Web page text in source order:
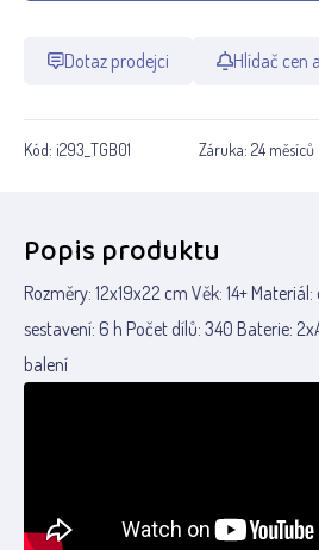
Dotaz prodejci Hlídač cen
Kód: i293_TGB01 Záruka: 24 měsíců
Popis produktu
Rozměry: 12x19x22 cm Věk: 14+
sestavení: 6 h Počet dílů: 340 Baterie:
balení